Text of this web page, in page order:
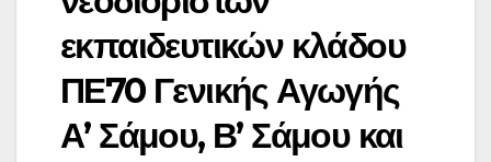
εκπαιδευτικών κλάδου
ΠΕ70 Γενικής Αγωγής
Α’ Σάμου, Β’ Σάμου και